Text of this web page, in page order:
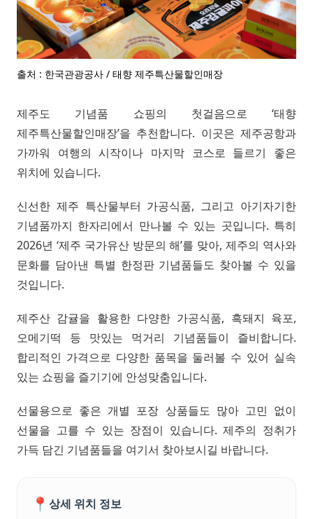
출처 : 한국관광공사 / 태향 제주특산물할인매장
제주도 기념품 쇼핑의 첫걸음으로 ‘태향
제주특산물할인매장’을 추천합니다. 이곳은 제주공항과
가까워 여행의 시작이나 마지막 코스로 들르기 좋은
위치에 있습니다.
신선한 제주 특산물부터 가공식품, 그리고 아기자기한
기념품까지 한자리에서 만나볼 수 있는 곳입니다. 특히
2026년 ‘제주 국가유산 방문의 해’를 맞아, 제주의 역사와
문화를 담아낸 특별 한정판 기념품들도 찾아볼 수 있을
것입니다.
제주산 감귤을 활용한 다양한 가공식품, 흑돼지 육포,
오메기떡 등 맛있는 먹거리 기념품들이 즐비합니다.
합리적인 가격으로 다양한 품목을 둘러볼 수 있어 실속
있는 쇼핑을 즐기기에 안성맞춤입니다.
선물용으로 좋은 개별 포장 상품들도 많아 고민 없이
선물을 고를 수 있는 장점이 있습니다. 제주의 정취가
가득 담긴 기념품들을 여기서 찾아보시길 바랍니다.
📍 상세 위치 정보